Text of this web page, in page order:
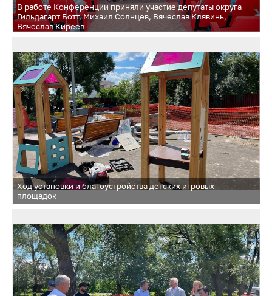
В работе Конференции приняли участие депутаты округа
Гильдагарт Ботт, Михаил Солнцев, Вячеслав Клявинь,
Вячеслав Киреев
Ход установки и благоустройства детских игровых
площадок